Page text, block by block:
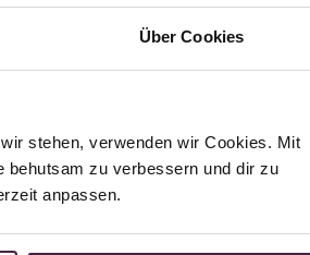
Über Cookies
stehen, verwenden wir Cookies. Mit
behutsam zu verbessern und dir zu
anpassen.